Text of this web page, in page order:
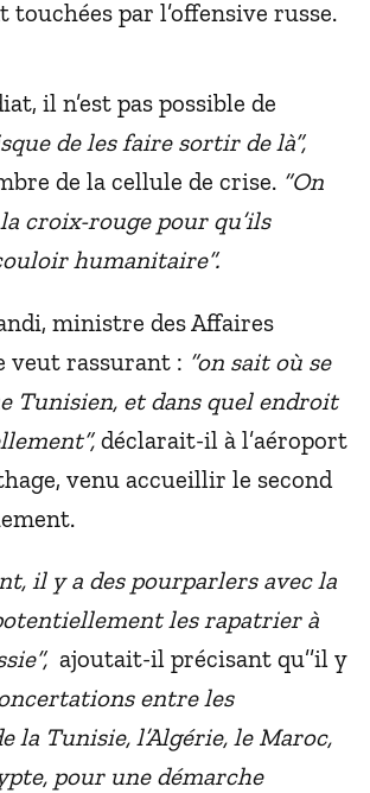
touchées par l’offensive russe.
il n’est pas possible de
de les faire sortir de là”,
de la cellule de crise. “On
croix-rouge pour qu’ils
humanitaire”.
ministre des Affaires
veut rassurant : “on sait où se
Tunisien, et dans quel endroit
déclarait-il à l’aéroport
venu accueillir le second
il y a des pourparlers avec la
les rapatrier à
ajoutait-il précisant qu’’il y
entre les
la Tunisie, l’Algérie, le Maroc,
pour une démarche